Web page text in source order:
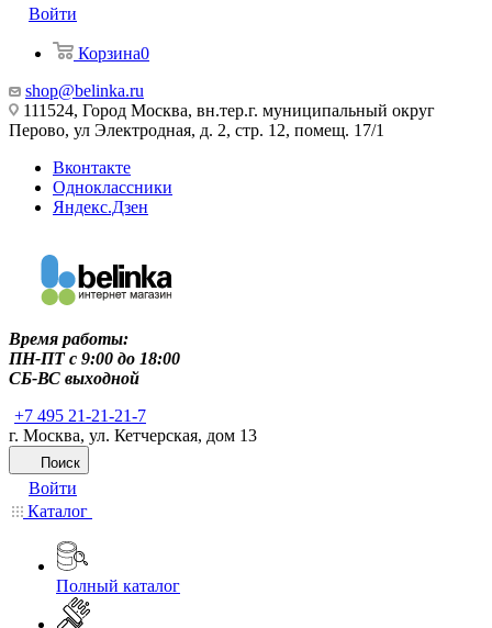
Войти
Корзина0
shop@belinka.ru
111524, Город Москва, вн.тер.г. муниципальный округ
Перово, ул Электродная, д. 2, стр. 12, помещ. 17/1
Вконтакте
Одноклассники
Яндекс.Дзен
Время работы:
ПН-ПТ c 9:00 до 18:00
СБ-ВС выходной
+7 495 21-21-21-7
г. Москва, ул. Кетчерская, дом 13
Поиск
Войти
Каталог
Полный каталог